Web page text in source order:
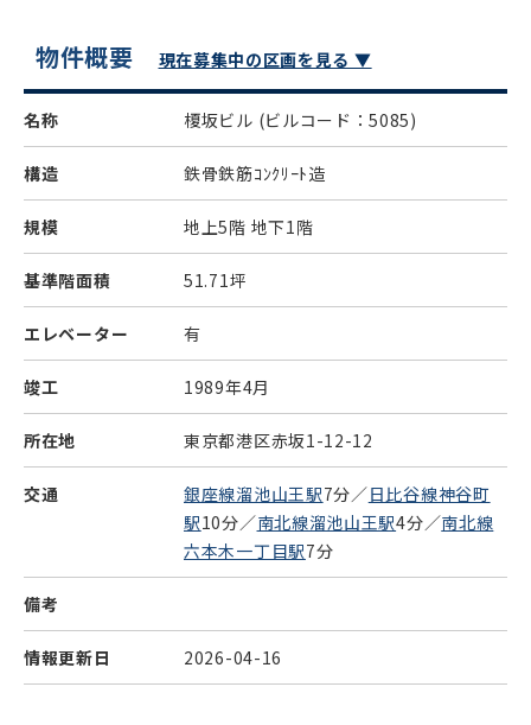
物件概要 現在募集中の区画を見る ▼
名称 榎坂ビル (ビルコード：5085)
構造 鉄骨鉄筋ｺﾝｸﾘｰﾄ造
規模 地上5階 地下1階
基準階面積 51.71坪
エレベーター 有
竣工 1989年4月
所在地 東京都港区赤坂1-12-12
交通 銀座線溜池山王駅7分／日比谷線神谷町
駅10分／南北線溜池山王駅4分／南北線
六本木一丁目駅7分
備考
情報更新日 2026-04-16